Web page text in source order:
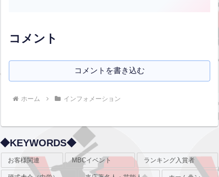
コメント
コメントを書き込む
ホーム インフォメーション
◆KEYWORDS◆
お客様関連 MBCイベント ランキング入賞者